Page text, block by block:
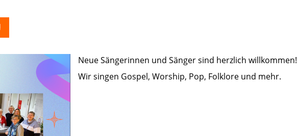
Neue Sängerinnen und Sänger sind herzlich willkommen!
Wir singen Gospel, Worship, Pop, Folklore und mehr.